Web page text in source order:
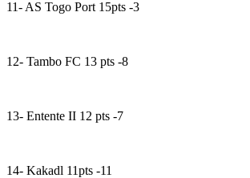
11- AS Togo Port 15pts -3
12- Tambo FC 13 pts -8
13- Entente II 12 pts -7
14- Kakadl 11pts -11